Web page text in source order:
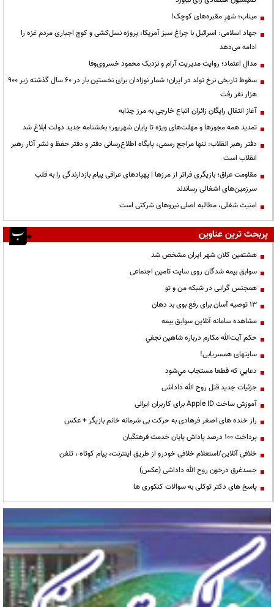
میناب؛ شهرِ مقبره‌های کوچک!
جهاد اسلامی: اسرائیل با چراغ سبز آمریکا، پروژه نسل‌کشی و کوچ اجباری مردم غزه را
ادامه می‌دهد
مدالِ اعتماد؛ روایت مدیریت آرام و نزدیک محمود خسروی‌وفا
سقوط تاریخی نرخ تولد در ایران؛ شمار نوزادان برای نخستین بار در ۶۰ سال گذشته زیر ۹۰۰
هزار نفر رفت
آغاز انتقال رایگان زائران اتباع خارجی به مرز چذابه
تمدید همه مجوزها و مهلت‌های ویژه تا پایان شهریور؛ بخشنامه جدید دولت ابلاغ شد
دفتر رهبر انقلاب: تنها مراجع رسمی، پایگاه اطلاع‌رسانی دفتر و دفتر حفظ و نشر آثار رهبر
انقلاب است
مقاومت عراق؛ بازیگری فراتر از مرزها | پهپادهای عراقی پیام بازدارندگی را به قلب
سرزمین‌های اشغالی رساندند
‌امنیت شغلی، مطالبه اصلی نیروهای شرکتی است
پربحث ترین عناوین
هشتمین کلان شهر ایران مشخص شد
سوابق بیمه شدگان روی سایت تامین اجتماعی
همجنس گرایی در شبکه من و تو
13 توصیه آسان برای رفع بوی بد دهان
مشاهده سامانه آنلاين سوابق بیمه
حكم آيت‌الله مكارم درباره شاهين نجفي
سایتهای همسریابی!
دعايي كه قطعا مستجاب مي‌شود
جزئیات جدید قتل روح الله داداشی
آموزش ساخت Apple ID برای کاربران ایرانی
راز خنده های اصغر فرهادی به حرکت بی شرمانه خانم بازیگر + عکس
پرداخت ۱۰۰ درصد پاداش پایان خدمت فرهنگیان
خلافی آنلاین/استعلام خلافی خودرو از طریق اینترنت، پیام کوتاه ، تلفن
جسدغرق درخون روح الله داداشی (عکس)
پاسخ های دکتر توکلی به سوالات کنکوری ها